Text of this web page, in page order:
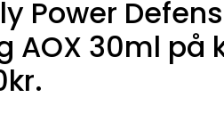
Power
AOX 30ml på